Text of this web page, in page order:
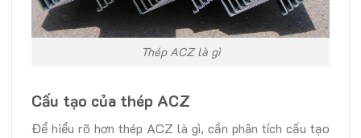
Thép ACZ là gì
Cấu tạo của thép ACZ
Để hiểu rõ hơn thép ACZ là gì, cần phân tích cấu tạo